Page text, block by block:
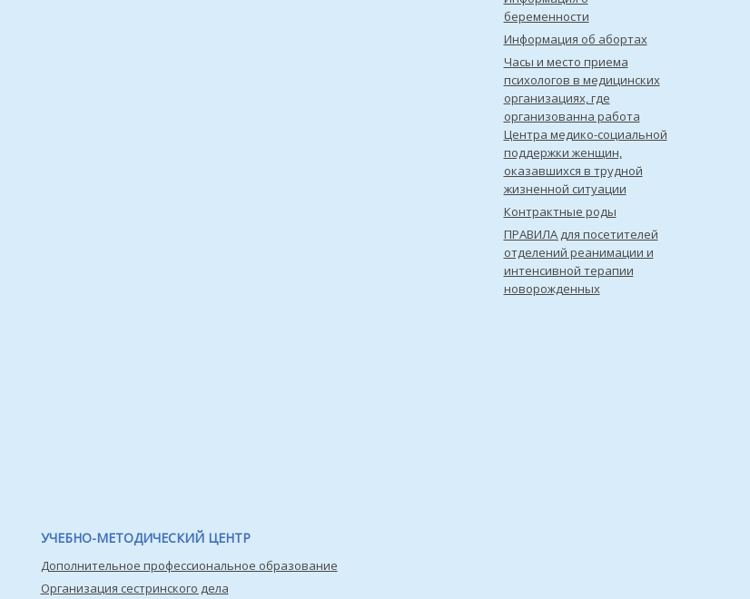
беременности
Информация об абортах
Часы и место приема
психологов в медицинских
организациях, где
организованна работа
Центра медико-социальной
поддержки женщин,
оказавшихся в трудной
жизненной ситуации
Контрактные роды
ПРАВИЛА для посетителей
отделений реанимации и
интенсивной терапии
новорожденных
УЧЕБНО-МЕТОДИЧЕСКИЙ ЦЕНТР
Дополнительное профессиональное образование
Организация сестринского дела